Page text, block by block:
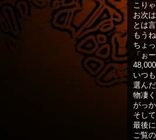
こり
お次
とは
もう
ちょ
「ぉ
いつ
選ん
物凄
がっ
そし
最後
ご覧